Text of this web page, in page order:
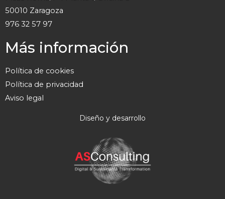
50010 Zaragoza
976 32 57 97
Más información
Política de cookies
Política de privacidad
Aviso legal
Diseño y desarrollo